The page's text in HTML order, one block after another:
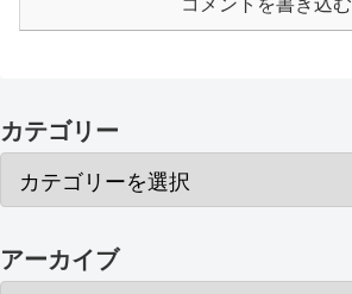
コメントを書き込む
カテゴリー
アーカイブ